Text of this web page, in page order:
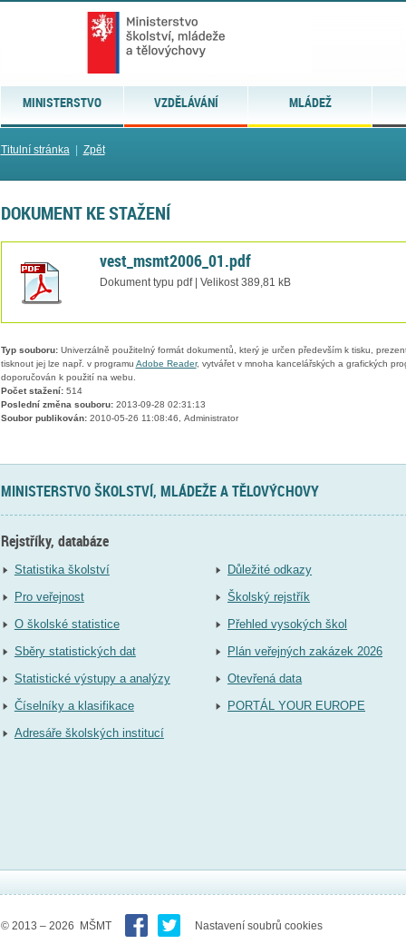
MINISTERSTVO VZDĚLÁVÁNÍ MLÁDEŽ
Titulní stránka| Zpět
DOKUMENT KE STAŽENÍ
vest_msmt2006_01.pdf
Dokument typu pdf | Velikost 389,81 kB
Typ souboru:Univerzálně použitelný formát dokumentů, který je určen především k tisku,
tisknout jej lze např. v programu Adobe Reader, vytvářet v mnoha kancelářských a grafických
doporučován k použití na webu.
Počet stažení:514
Poslední změna souboru:2013-09-28 02:31:13
Soubor publikován:2010-05-26 11:08:46, Administrator
MINISTERSTVO ŠKOLSTVÍ, MLÁDEŽE A TĚLOVÝCHOVY
Rejstříky, databáze
Statistika školství
Pro veřejnost
O školské statistice
Sběry statistických dat
Statistické výstupy a analýzy
Číselníky a klasifikace
Adresáře školských institucí
Důležité odkazy
Školský rejstřík
Přehled vysokých škol
Plán veřejných zakázek 2026
Otevřená data
PORTÁL YOUR EUROPE
© 2013 – 2026 MŠMT Nastavení soubrů cookies